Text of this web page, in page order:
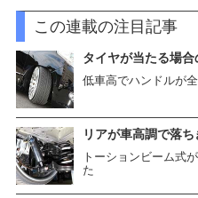
この連載の注目記事
タイヤが当たる場合
低車高でハンドルが
リアが車高調で落
トーションビーム式
た